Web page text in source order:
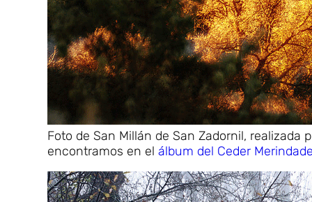
Foto de San Millán de San Zadornil, realizada
encontramos en el álbum del Ceder